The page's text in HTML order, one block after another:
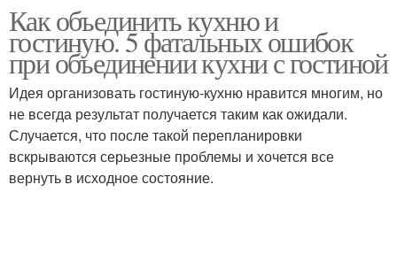
Как объединить кухню и
гостиную. 5 фатальных ошибок
при объединении кухни с гостиной
Идея организовать гостиную-кухню нравится многим, но
не всегда результат получается таким как ожидали.
Случается, что после такой перепланировки
вскрываются серьезные проблемы и хочется все
вернуть в исходное состояние.